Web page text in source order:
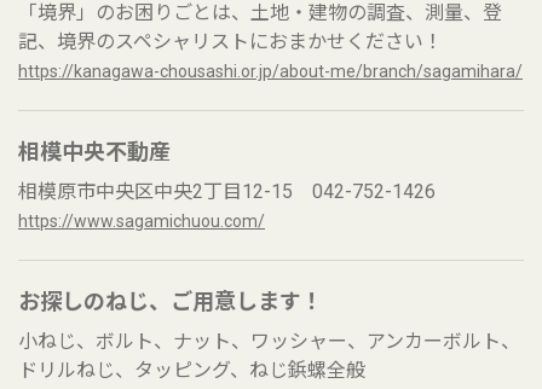
「境界」のお困りごとは、土地・建物の調査、測量、登
記、境界のスペシャリストにおまかせください！
https://kanagawa-chousashi.or.jp/about-me/branch/sagamihara/
相模中央不動産
相模原市中央区中央2丁目12-15 042-752-1426
https://www.sagamichuou.com/
お探しのねじ、ご用意します！
小ねじ、ボルト、ナット、ワッシャー、アンカーボルト、
ドリルねじ、タッピング、ねじ鋲螺全般